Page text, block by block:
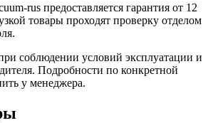
rus предоставляется гарантия от 12
товары проходят проверку отделом
соблюдении условий эксплуатации и
Подробности по конкретной
у менеджера.